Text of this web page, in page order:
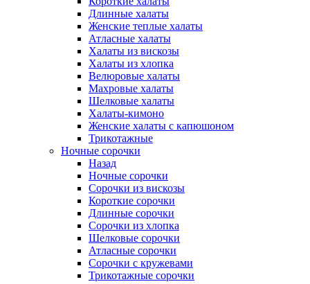
Длинные халаты
Женские теплые халаты
Атласные халаты
Халаты из вискозы
Халаты из хлопка
Велюровые халаты
Махровые халаты
Шелковые халаты
Халаты-кимоно
Женские халаты с капюшоном
Трикотажные
Ночные сорочки
Назад
Ночные сорочки
Сорочки из вискозы
Короткие сорочки
Длинные сорочки
Сорочки из хлопка
Шелковые сорочки
Атласные сорочки
Сорочки с кружевами
Трикотажные сорочки